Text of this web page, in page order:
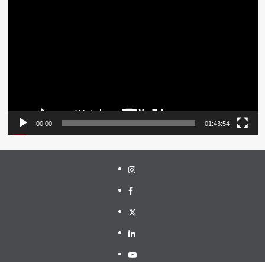
00:00 01:43:54
Instagram
Facebook
Twitter
Linkedin
Youtube